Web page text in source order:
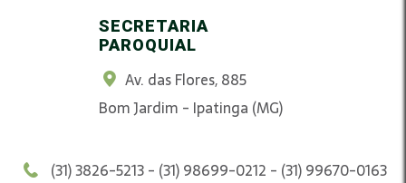
SECRETARIA
PAROQUIAL
Av. das Flores, 885
Bom Jardim - Ipatinga (MG)
(31) 3826-5213 - (31) 98699-0212 - (31) 99670-0163